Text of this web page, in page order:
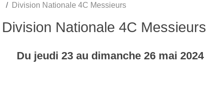
Division Nationale 4C Messieurs
Division Nationale 4C Messieurs
Du jeudi 23au dimanche 26 mai 2024